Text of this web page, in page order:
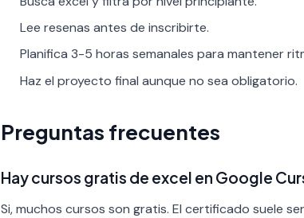
Lee resenas antes de inscribirte.
Planifica 3-5 horas semanales para mantener
Haz el proyecto final aunque no sea obligatorio.
Preguntas frecuentes
Hay cursos gratis de excel en Google
Si, muchos cursos son gratis. El certificado suele